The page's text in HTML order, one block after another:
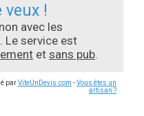
!
avec les
Le service est
et sans pub.
parViteUnDevis.com -Vous êtes un
artisan ?